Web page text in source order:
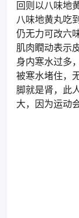
回则以八味地
八味地黄丸吃
仍无力可改六
肌肉瞤动表示
身内寒水过多
被寒水堵住，
脚就是肾，此
大，因为运动